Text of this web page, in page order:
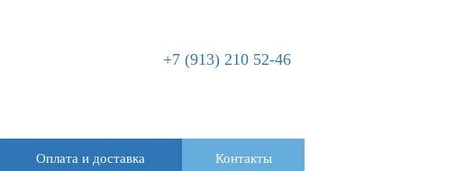
+7 (913) 210 52-46
Оплата и доставка Контакты